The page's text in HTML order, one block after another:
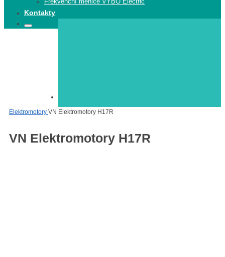
Kontakty
Search
Search
Elektromotory Elektromotory
VN Elektromotory H17R
VN Elektromotory H17R